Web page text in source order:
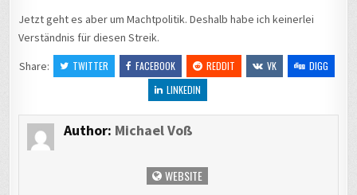
Jetzt geht es aber um Machtpolitik. Deshalb habe ich keinerlei
Verständnis für diesen Streik.
Share:
TWITTER FACEBOOK REDDIT VK
DIGG
LINKEDIN
Author: Michael Voß
WEBSITE